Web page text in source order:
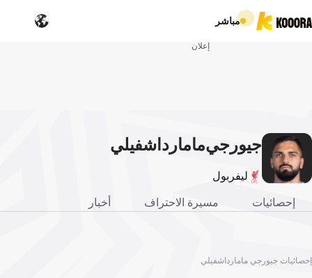
مباشر
إعلان
جيورجيمامارداشفيلي
ليفربول
إحصائيات مسيرة الاحتراف أخبار
إحصائيات جيورجي مامارداشفيلي